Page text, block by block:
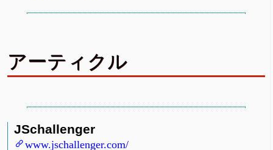
アーティクル
JSchallenger
www.jschallenger.com/